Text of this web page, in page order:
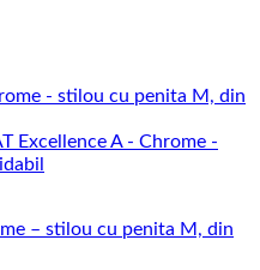
– stilou cu penita M, din